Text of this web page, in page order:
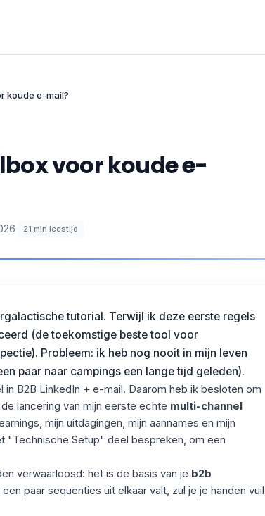
koude e-mail?
voor koude e-
· 21 min leestijd
tutorial. Terwijl ik deze eerste regels
(de toekomstige beste tool voor
Probleem: ik heb nog nooit in mijn leven
paar naar campings een lange tijd geleden).
B2B LinkedIn + e-mail. Daarom heb ik besloten om
lancering van mijn eerste echte multi-channel
mijn uitdagingen, mijn aannames en mijn
"Technische Setup" deel bespreken, om een
verwaarloosd: het is de basis van je b2b
paar sequenties uit elkaar valt, zul je je handen vuil